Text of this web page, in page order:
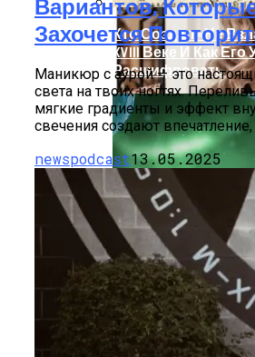
Раскрась Свой Год:
Принесет Тебе
Кто Создал «не
XVIII Веке И Как Его
Расшифровать
Вариантов,
Захочется
Маникюр с аурой — это
света на твоих ногтях.
мягкие градиенты и эффект
свечения создают впечатление,
newspodcast13.05.2025